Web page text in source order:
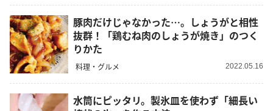
豚肉だけじゃなかった…。しょうがと相性
抜群！「鶏むね肉のしょうが焼き」のつく
りかた
料理・グルメ 2022.05.16
水筒にピッタリ。製氷皿を使わず「細長い